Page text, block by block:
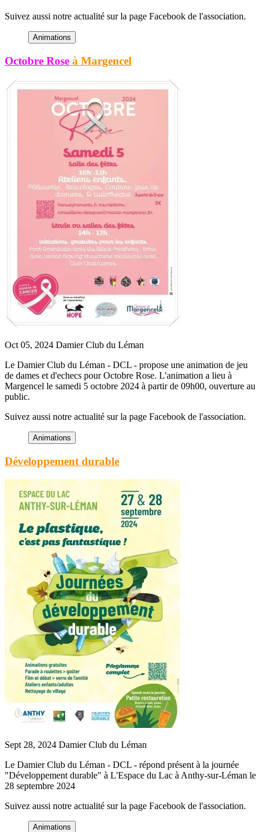
Suivez aussi notre actualité sur la page Facebook de l'association.
Octobre Rose à Margencel
Oct 05, 2024 Damier Club du Léman
Le Damier Club du Léman - DCL - propose une animation de jeu
de dames et d'echecs pour Octobre Rose. L'animation a lieu à
Margencel le samedi 5 octobre 2024 à partir de 09h00, ouverture au
public.
Suivez aussi notre actualité sur la page Facebook de l'association.
Développement durable
Sept 28, 2024 Damier Club du Léman
Le Damier Club du Léman - DCL - répond présent à la journée
"Développement durable" à L'Espace du Lac à Anthy-sur-Léman le
28 septembre 2024
Suivez aussi notre actualité sur la page Facebook de l'association.